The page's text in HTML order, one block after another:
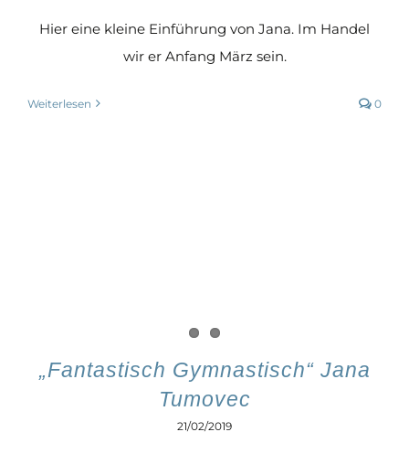
Hier eine kleine Einführung von Jana. Im Handel
wir er Anfang März sein.
Weiterlesen 0
„Fantastisch Gymnastisch“ Jana
Tumovec
21/02/2019